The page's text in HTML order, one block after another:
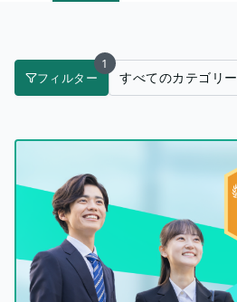
フィルター
1
すべてのカテゴリー